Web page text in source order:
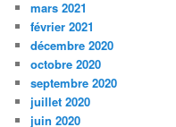
mars 2021
février 2021
décembre 2020
octobre 2020
septembre 2020
juillet 2020
juin 2020